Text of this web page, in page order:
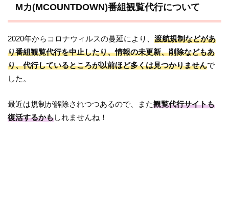
Mカ(MCOUNTDOWN)番組観覧代行について
2020年からコロナウィルスの蔓延により、渡航規制などがあ
り番組観覧代行を中止したり、情報の未更新、削除などもあ
り、代行しているところが以前ほど多くは見つかりませんで
した。
最近は規制が解除されつつあるので、また観覧代行サイトも
復活するかもしれませんね！